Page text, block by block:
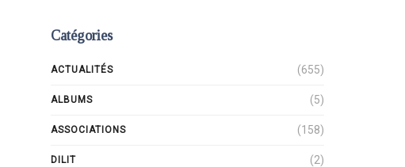
Catégories
ACTUALITÉS (655)
ALBUMS (5)
ASSOCIATIONS (158)
DILIT (2)